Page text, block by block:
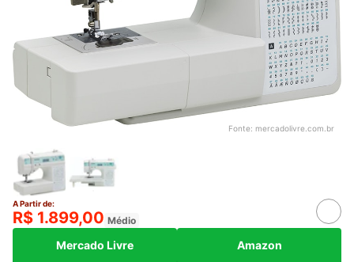
Fonte: mercadolivre.com.br
A Partir de:
R$ 1.899,00 Médio
Mercado Livre Amazon